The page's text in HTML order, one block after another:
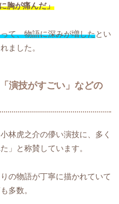
胸が痛んだ」
て、物語に深みが増したとい
ました。
演技がすごい」などの
林虎之介の儚い演技に、多く
」と称賛しています。
の物語が丁寧に描かれていて
多数。